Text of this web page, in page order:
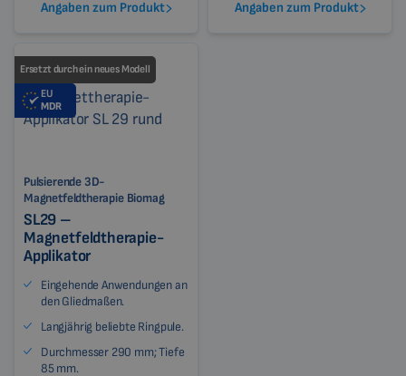
Angaben zum Produkt Angaben zum Produkt
Ersetzt durch ein neues Modell
EU
MDR
Pulsierende 3D-
Magnetfeldtherapie Biomag
SL29 –
Magnetfeldtherapie-
Applikator
Eingehende Anwendungen an
den Gliedmaßen.
Langjährig beliebte Ringpule.
Durchmesser 290 mm; Tiefe
85 mm.